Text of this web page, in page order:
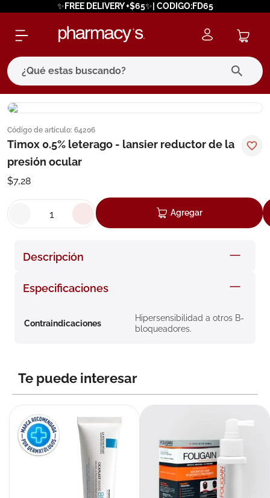
✨FREE DELIVERY +$65✨| CODIGO:FD65
¿Qué estas buscando?
Código de artículo: 64206
Timox 0.5% leterago - lansier reductor de la
presión ocular
$7,28
Agregar
Descripción
Especificaciones
Contraindicaciones
Hipersensibilidad a otros B-
bloqueadores.
Te puede interesar
términos más buscados
1. eucerin
3
cerave
7. isdin
roche posay
10.pañales